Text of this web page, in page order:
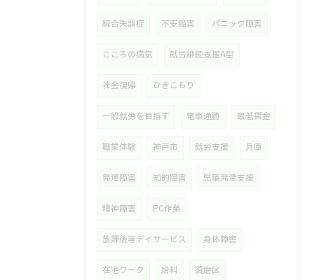
統合失調症 不安障害 パニック障害
こころの病気 就労継続支援A型
社会復帰 ひきこもり
一般就労を目指す 電車通勤 最低賃金
職業体験 神戸市 就労支援 兵庫
発達障害 知的障害 児童発達支援
精神障害 PC作業
放課後等デイサービス 身体障害
在宅ワーク 給料 須磨区